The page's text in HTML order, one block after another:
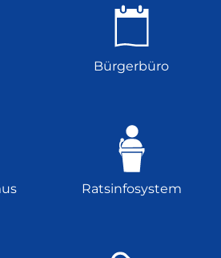
Bürgerbüro
Ratsinfosystem